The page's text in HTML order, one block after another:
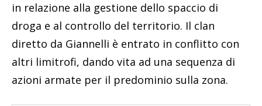
in relazione alla gestione dello spaccio di
droga e al controllo del territorio. Il clan
diretto da Giannelli è entrato in conflitto con
altri limitrofi, dando vita ad una sequenza di
azioni armate per il predominio sulla zona.